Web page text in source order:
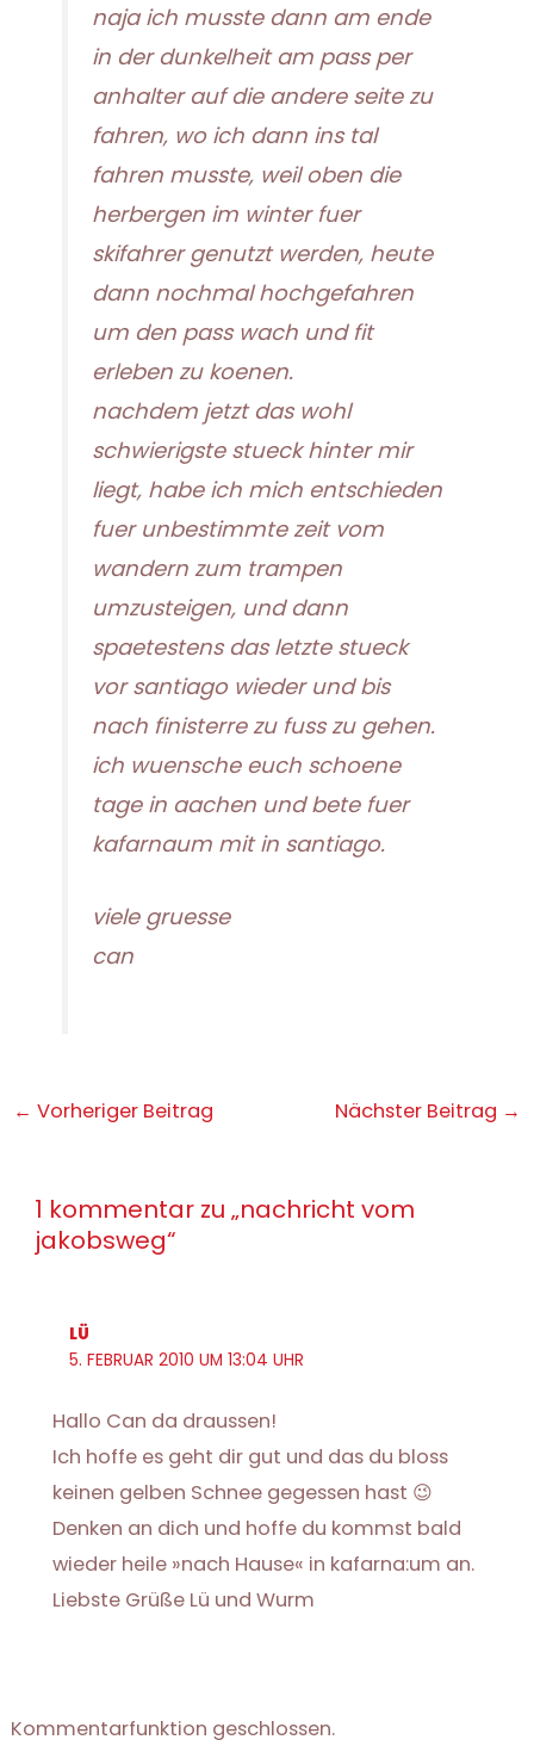
naja ich musste dann am ende
in der dunkelheit am pass per
anhalter auf die andere seite zu
fahren, wo ich dann ins tal
fahren musste, weil oben die
herbergen im winter fuer
skifahrer genutzt werden, heute
dann nochmal hochgefahren
um den pass wach und fit
erleben zu koenen.
nachdem jetzt das wohl
schwierigste stueck hinter mir
liegt, habe ich mich entschieden
fuer unbestimmte zeit vom
wandern zum trampen
umzusteigen, und dann
spaetestens das letzte stueck
vor santiago wieder und bis
nach finisterre zu fuss zu gehen.
ich wuensche euch schoene
tage in aachen und bete fuer
kafarnaum mit in santiago.
viele gruesse
can
Post
← Vorheriger Beitrag Nächster Beitrag →
1 kommentar zu „nachricht vom
jakobsweg“
LÜ
5. FEBRUAR 2010 UM 13:04 UHR
Hallo Can da draussen!
Ich hoffe es geht dir gut und das du bloss
keinen gelben Schnee gegessen hast 😉
Denken an dich und hoffe du kommst bald
wieder heile »nach Hause« in kafarna:um an.
Liebste Grüße Lü und Wurm
Kommentarfunktion geschlossen.